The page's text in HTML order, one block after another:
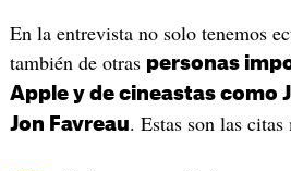
En la entrevista no solo tenemos
también de otras personas
Apple y de cineastas como
Jon Favreau. Estas son las citas